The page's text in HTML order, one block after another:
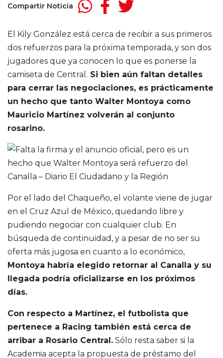
Compartir Noticia
El Kily González está cerca de recibir a sus primeros
dos refuerzos para la próxima temporada, y son dos
jugadores que ya conocen lo que es ponerse la
camiseta de Central. Si bien aún faltan detalles
para cerrar las negociaciones, es prácticamente
un hecho que tanto Walter Montoya como
Mauricio Martínez volverán al conjunto
rosarino.
Por el lado del Chaqueño, el volante viene de jugar
en el Cruz Azul de México, quedando libre y
pudiendo negociar con cualquier club. En
búsqueda de continuidad, y a pesar de no ser su
oferta más jugosa en cuanto a lo económico,
Montoya habría elegido retornar al Canalla y su
llegada podría oficializarse en los próximos
días.
Con respecto a Martínez, el futbolista que
pertenece a Racing también está cerca de
arribar a Rosario Central. Sólo resta saber si la
Academia acepta la propuesta de préstamo del